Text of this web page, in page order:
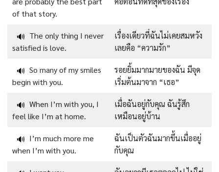
of that story.
🔊 The only thing I never
satisfied is love.
เรื่องเดียวที่ฉันไม่เคยสมหวัง
เลยคือ “ความรัก”
🔊 So many of my smiles
begin with you.
รอยยิ้มมากมายของฉัน มีจุด
เริ่มต้นมาจาก “เธอ”
🔊 When I’m with you, I
feel like I’m at home.
เมื่อฉันอยู่กับคุณ ฉันรู้สึก
เหมือนอยู่บ้าน
🔊 I’m much more me
when I’m with you.
ฉันเป็นตัวฉันมากขึ้นเมื่ออยู่
กับคุณ